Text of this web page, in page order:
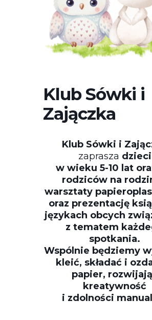
Klub Sówki i
Zajączka
Klub Sówki i
zaprasza dzieci
w wieku 5-10 lat
rodziców na
warsztaty
oraz prezentację
językach obcych
z tematem
spotkania.
Wspólnie będziemy
kleić, składać i
papier,
kreatywność
i zdolności